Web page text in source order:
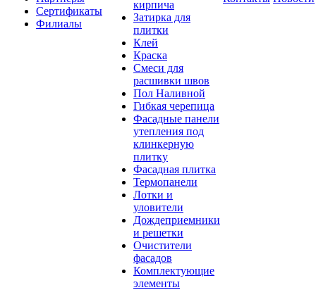
Сертификаты
Филиалы
кирпича
Затирка для
плитки
Клей
Краска
Смеси для
расшивки швов
Пол Наливной
Гибкая черепица
Фасадные панели
утепления под
клинкерную
плитку
Фасадная плитка
Термопанели
Лотки и
уловители
Дождеприемники
и решетки
Очистители
фасадов
Комплектующие
элементы